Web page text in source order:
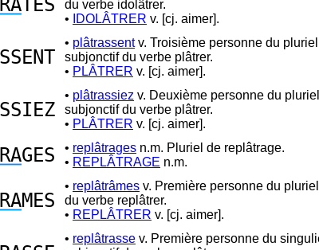
TES
du verbe idolâtrer.
•
IDOLÂTRER v. [cj. aimer].
SSENT
• plâtrassentv. Troisième personne du pluriel
subjonctif du verbe plâtrer.
• PLÂTRER v. [cj. aimer].
SSIEZ
• plâtrassiez v. Deuxième personne du
subjonctif du verbe plâtrer.
• PLÂTRER v. [cj. aimer].
GES • replâtrages n.m. Pluriel de replâtrage.
• REPLÂTRAGE n.m.
MES
• replâtrâmes v. Première personne du
du verbe replâtrer.
• REPLÂTRER v. [cj. aimer].
• replâtrasse v. Première personne du